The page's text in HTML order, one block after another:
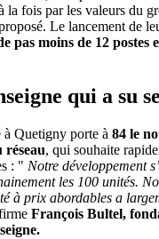
la fois par les valeurs du
Le lancement de
pas moins de 12 postes
qui a su
à Quetigny porte à 84 le
réseau, qui souhaite
: " Notre développement
les 100 unités.
à prix abordables a
François Bultel,